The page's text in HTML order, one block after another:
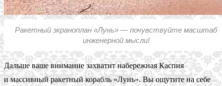
Ракетный экраноплан «Лунь» — почувствуйте масштаб
инженерной мысли!
Дальше ваше внимание захватит набережная Каспия
и массивный ракетный корабль «Лунь». Вы ощутите на себе